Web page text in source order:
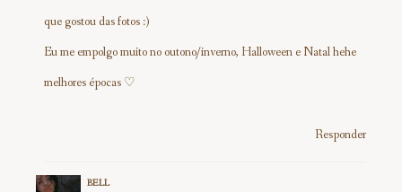
que gostou das fotos :)
Eu me empolgo muito no outono/inverno, Halloween e Natal hehe
melhores épocas ♡
Responder
BELL